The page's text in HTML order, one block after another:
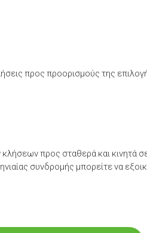
προς προορισμούς της
προς σταθερά και κινητά
συνδρομής μπορείτε να